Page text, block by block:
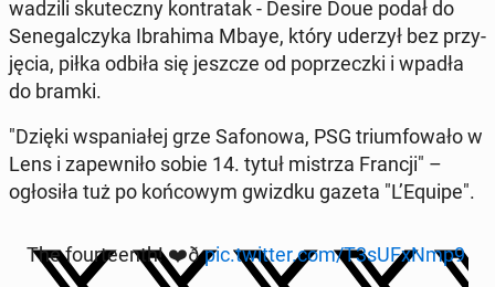
wa­dzi­li sku­tecz­ny kontr­atak - Desire Doue podał do
Se­ne­gal­czy­ka Ibra­hi­ma Mbaye, który uderzył bez przy­
ję­cia, piłka odbiła się jeszcze od po­przecz­ki i wpadła
do bramki.
"Dzięki wspa­nia­łej grze Sa­fo­no­wa, PSG trium­fo­wa­ło w
Lens i za­pew­ni­ło sobie 14. tytuł mistrza Francji" –
ogło­si­ła tuż po koń­co­wym gwizdku gazeta "L’Equipe".
The fo­ur­te­enth! ❤️ðpic.twitter.com/T3sUFxNmp9